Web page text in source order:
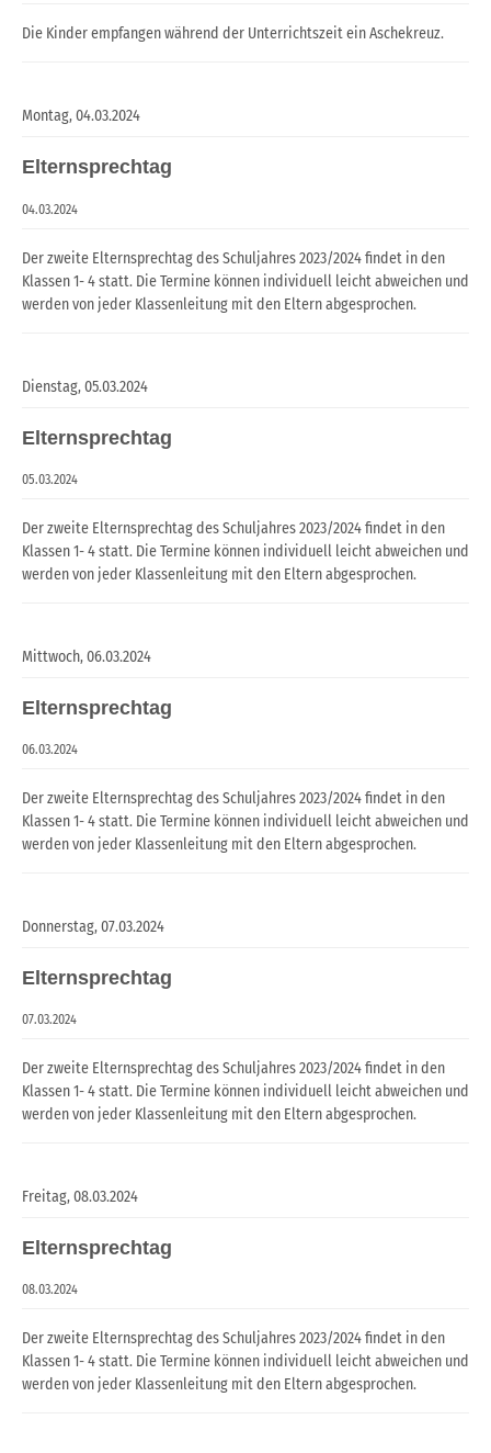
Die Kinder empfangen während der Unterrichtszeit ein Aschekreuz.
Montag,04.03.2024
Elternsprechtag
04.03.2024
Der zweite Elternsprechtag des Schuljahres 2023/2024 findet in den
Klassen 1- 4 statt. Die Termine können individuell leicht abweichen und
werden von jeder Klassenleitung mit den Eltern abgesprochen.
Dienstag,05.03.2024
Elternsprechtag
05.03.2024
Der zweite Elternsprechtag des Schuljahres 2023/2024 findet in den
Klassen 1- 4 statt. Die Termine können individuell leicht abweichen und
werden von jeder Klassenleitung mit den Eltern abgesprochen.
Mittwoch,06.03.2024
Elternsprechtag
06.03.2024
Der zweite Elternsprechtag des Schuljahres 2023/2024 findet in den
Klassen 1- 4 statt. Die Termine können individuell leicht abweichen und
werden von jeder Klassenleitung mit den Eltern abgesprochen.
Donnerstag,07.03.2024
Elternsprechtag
07.03.2024
Der zweite Elternsprechtag des Schuljahres 2023/2024 findet in den
Klassen 1- 4 statt. Die Termine können individuell leicht abweichen und
werden von jeder Klassenleitung mit den Eltern abgesprochen.
Freitag,08.03.2024
Elternsprechtag
08.03.2024
Der zweite Elternsprechtag des Schuljahres 2023/2024 findet in den
Klassen 1- 4 statt. Die Termine können individuell leicht abweichen und
werden von jeder Klassenleitung mit den Eltern abgesprochen.